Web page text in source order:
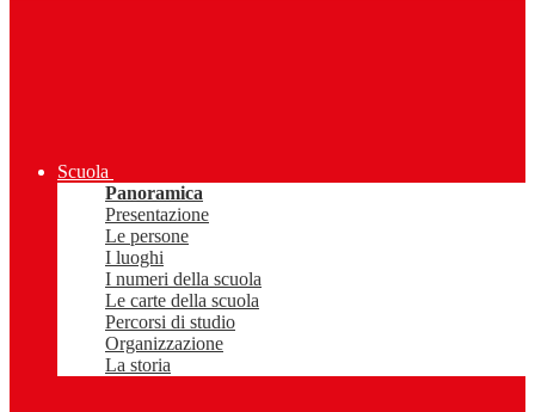
Scuola
Panoramica
Presentazione
Le persone
I luoghi
I numeri della scuola
Le carte della scuola
Percorsi di studio
Organizzazione
La storia